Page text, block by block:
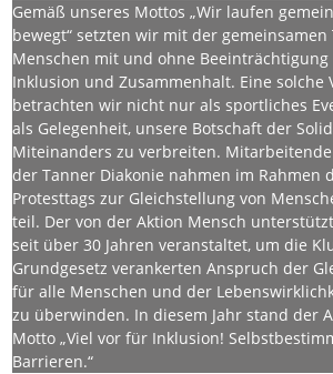
Gemäß unseres Mottos „Wir laufen
bewegt“ setzten wir mit der gemeinsamen
Menschen mit und ohne
Inklusion und Zusammenhalt. Eine solche
betrachten wir nicht nur als sportliches
als Gelegenheit, unsere Botschaft der
Miteinanders zu verbreiten.
der Tanner Diakonie nahmen im Rahmen
Protesttags zur Gleichstellung von
teil. Der von der Aktion Mensch
seit über 30 Jahren veranstaltet, um die
Grundgesetz verankerten Anspruch der
für alle Menschen und der
zu überwinden. In diesem Jahr stand der
Motto „Viel vor für Inklusion!
Barrieren.“